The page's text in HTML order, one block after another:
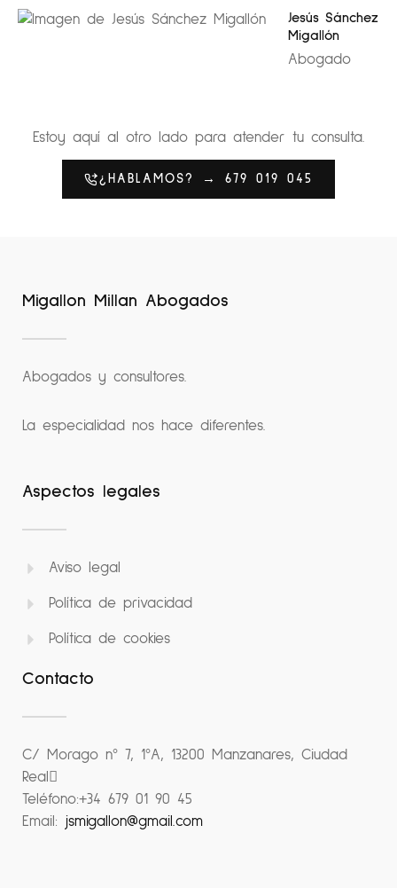
Jesús Sánchez
Migallón
Abogado
Estoy aquí al otro lado para atender tu consulta.
¿HABLAMOS? → 679 019 045
Migallon Millan Abogados
Abogados y consultores.
La especialidad nos hace diferentes.
Aspectos legales
Aviso legal
Política de privacidad
Política de cookies
Contacto
C/ Morago nº 7, 1ºA, 13200 Manzanares, Ciudad
Real
Teléfono:+34 679 01 90 45
Email:
jsmigallon@gmail.com